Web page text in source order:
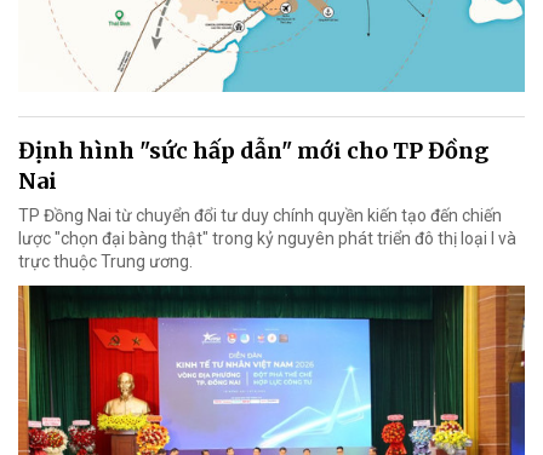
Định hình "sức hấp dẫn" mới cho TP Đồng
Nai
TP Đồng Nai từ chuyển đổi tư duy chính quyền kiến tạo đến chiến
lược "chọn đại bàng thật" trong kỷ nguyên phát triển đô thị loại I và
trực thuộc Trung ương.